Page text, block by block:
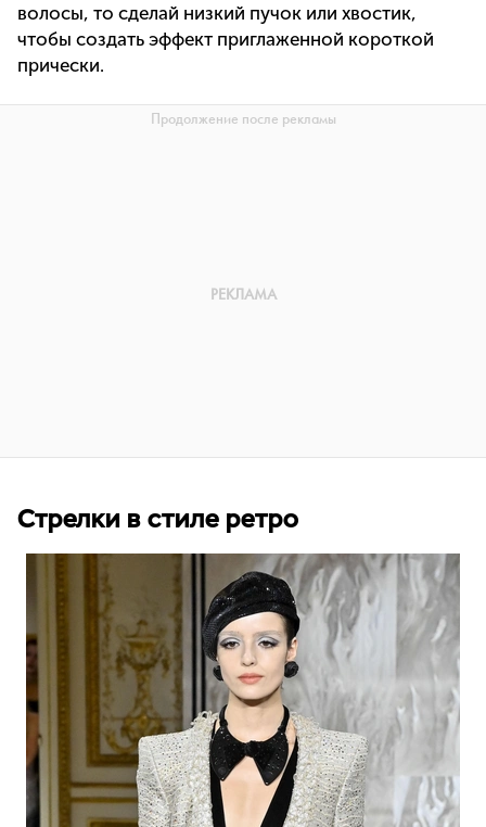
волосы, то сделай низкий пучок или хвостик,
чтобы создать эффект приглаженной короткой
прически.
Стрелки в стиле ретро